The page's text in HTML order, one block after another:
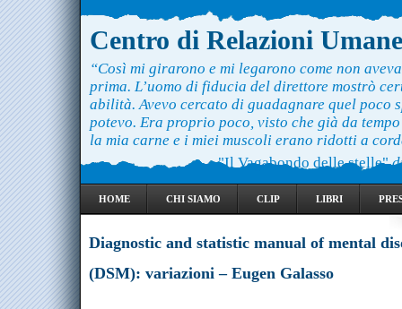
Centro di Relazioni Umane
“Così mi girarono e mi legarono come non
prima. L’uomo di fiducia del direttore mostrò
abilità. Avevo cercato di guadagnare quel poco
potevo. Era proprio poco, visto che già da
la mia carne e i miei muscoli erano ridotti a
"Il Vagabondo delle stelle"
HOME CHI SIAMO CLIP LIBRI
Diagnostic and statistic manual of mental
(DSM): variazioni – Eugen Galasso